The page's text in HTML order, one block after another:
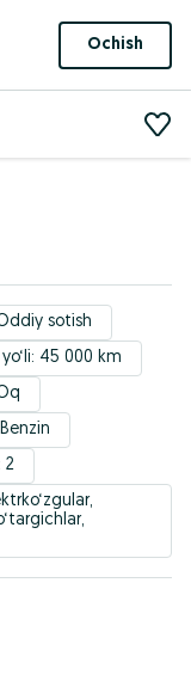
Ochish
sotish
45 000 km
2